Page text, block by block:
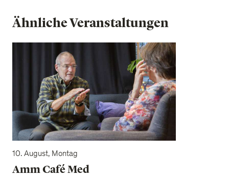
Ähnliche Veranstaltungen
10. August, Montag
Amm Café Med